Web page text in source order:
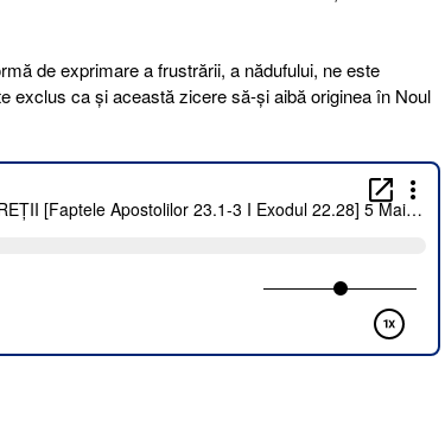
de exprimare a frustrării, a nădufului, ne este
exclus ca și această zicere să-și aibă originea în Noul